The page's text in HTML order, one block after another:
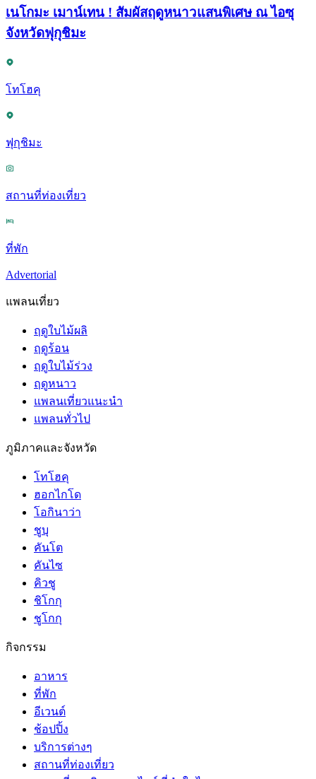
เนโกมะ เมาน์เทน ! สัมผัสฤดูหนาวแสนพิเศษ ณ ไอซุ
จังหวัดฟุกุชิมะ
โทโฮคุ
ฟุกุชิมะ
สถานที่ท่องเที่ยว
ที่พัก
Advertorial
แพลนเที่ยว
ฤดูใบไม้ผลิ
ฤดูร้อน
ฤดูใบไม้ร่วง
ฤดูหนาว
แพลนเที่ยวแนะนำ
แพลนทั่วไป
ภูมิภาคและจังหวัด
โทโฮคุ
ฮอกไกโด
โอกินาว่า
ชูบุ
คันโต
คันไซ
คิวชู
ชิโกกุ
ชูโกกุ
กิจกรรม
อาหาร
ที่พัก
อีเวนต์
ช้อปปิ้ง
บริการต่างๆ
สถานที่ท่องเที่ยว